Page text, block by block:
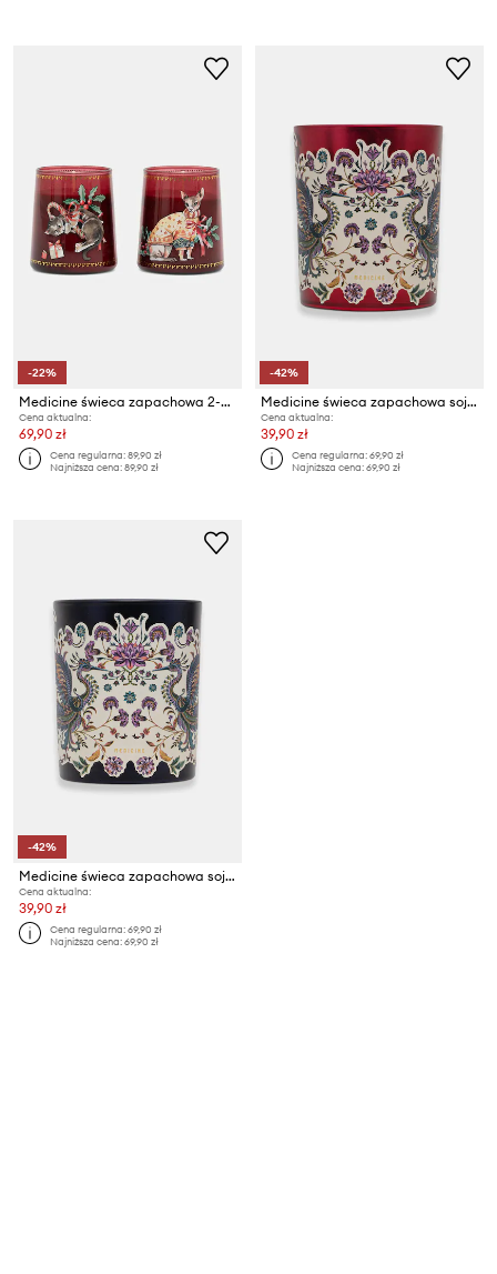
-22%
Medicine świeca zapachowa 2-pack
Cena aktualna:
69,90 zł
Cena regularna:89,90 zł
Najniższa cena:89,90 zł
-42%
Medicine świeca zapachowa sojowa
Cena aktualna:
39,90 zł
Cena regularna:69,90 zł
Najniższa cena:69,90 zł
-42%
Medicine świeca zapachowa sojowa
Cena aktualna:
39,90 zł
Cena regularna:69,90 zł
Najniższa cena:69,90 zł